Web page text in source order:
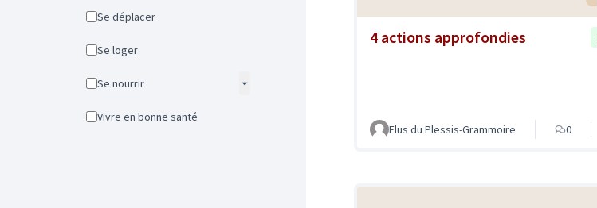
Se déplacer
Se loger
Se nourrir
Vivre en bonne santé
4 actions approfondies
Elus du Plessis-Grammoire 0